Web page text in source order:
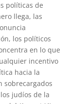
políticas de
llega, las
los políticos
en lo que
incentivo
hacia la
sobrecargados
judíos de la